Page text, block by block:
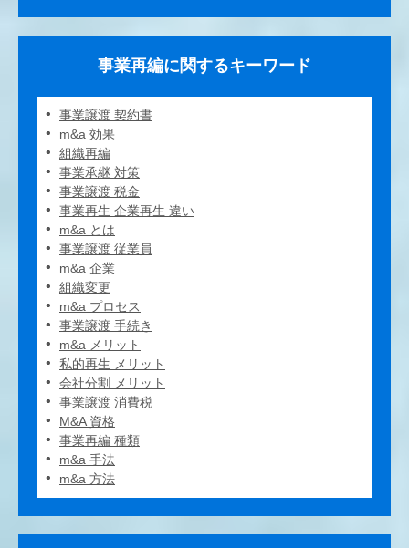
事業再編に関するキーワード
事業譲渡 契約書
m&a 効果
組織再編
事業承継 対策
事業譲渡 税金
事業再生 企業再生 違い
m&a とは
事業譲渡 従業員
m&a 企業
組織変更
m&a プロセス
事業譲渡 手続き
m&a メリット
私的再生 メリット
会社分割 メリット
事業譲渡 消費税
M&A 資格
事業再編 種類
m&a 手法
m&a 方法